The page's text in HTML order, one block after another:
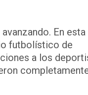
En esta
futbolístico de
a los